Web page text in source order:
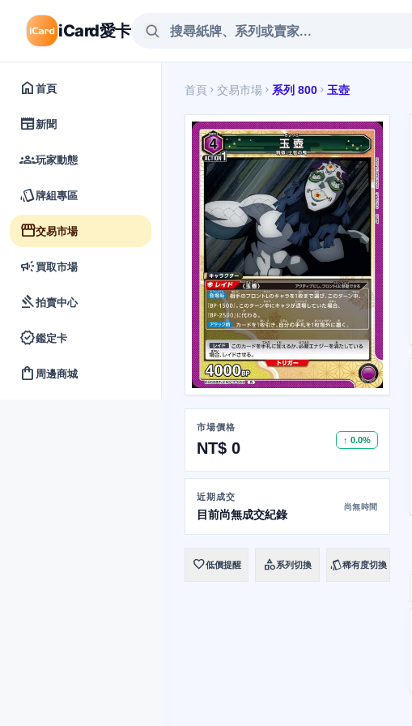
iCard愛卡
home首頁
newspaper新聞
groups玩家動態
style牌組專區
storefront交易市場
campaign買取市場
gavel拍賣中心
verified鑑定卡
shopping_bag 周邊商城
首頁 chevron_right 交易市場 chevron_right 系列 800 chevron_right 玉壺
市場價格
NT$ 0 ↑ 0.0%
近期成交
目前尚無成交紀錄
尚無時間
favorite低價提醒 category系列切換 style稀有度切換